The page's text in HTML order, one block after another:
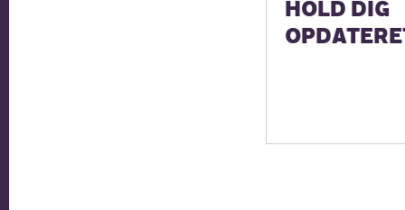
HOLD DIG